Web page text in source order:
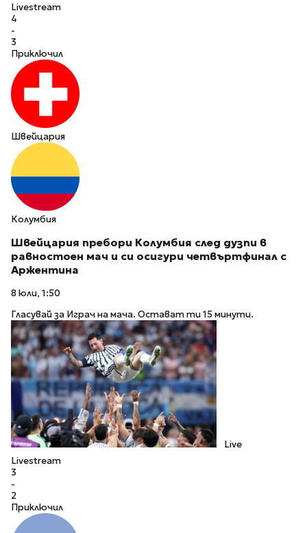
Livestream
4
-
3
Приключил
Швейцария
Колумбия
Швейцария пребори Колумбия след дузпи в
равностоен мач и си осигури четвъртфинал с
Аржентина
8 юли, 1:50
Гласувай за Играч на мача. Остават ти 15 минути.
Live
Livestream
3
-
2
Приключил